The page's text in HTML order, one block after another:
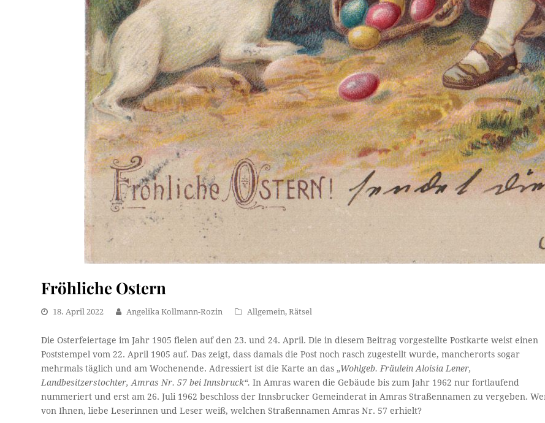
Fröhliche Ostern
18. April 2022 Angelika Kollmann-Rozin Allgemein,Rätsel
Die Osterfeiertage im Jahr 1905 fielen auf den 23. und 24. April. Die in diesem Beitrag vorgestellte Postkarte weist einen
Poststempel vom 22. April 1905 auf. Das zeigt, dass damals die Post noch rasch zugestellt wurde, mancherorts sogar
mehrmals täglich und am Wochenende. Adressiert ist die Karte an das „Wohlgeb. Fräulein Aloisia Lener,
Landbesitzerstochter, Amras Nr. 57 bei Innsbruck“.In Amras waren die Gebäude bis zum Jahr 1962 nur fortlaufend
nummeriert und erst am 26. Juli 1962 beschloss der Innsbrucker Gemeinderat in Amras Straßennamen zu vergeben.
von Ihnen, liebe Leserinnen und Leser weiß, welchen Straßennamen Amras Nr. 57 erhielt?